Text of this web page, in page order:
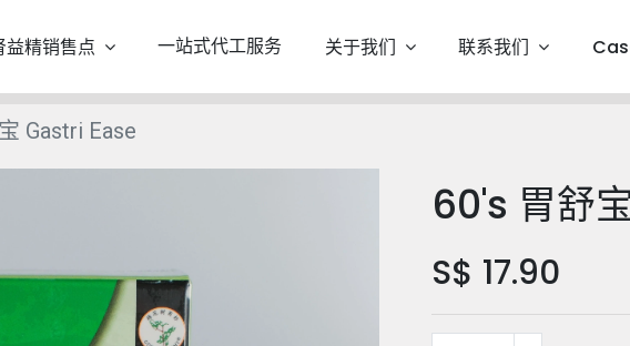
益精销售点 一站式代工服务 关于我们 联系我们
Gastri Ease
60's 胃舒
S$ 17.90